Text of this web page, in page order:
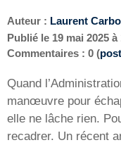
Auteur : Laurent
Publié le 19 mai 2025 à
Commentaires : 0 (
Quand
manœuvre pour
elle ne lâche rien.
recadrer. Un récent